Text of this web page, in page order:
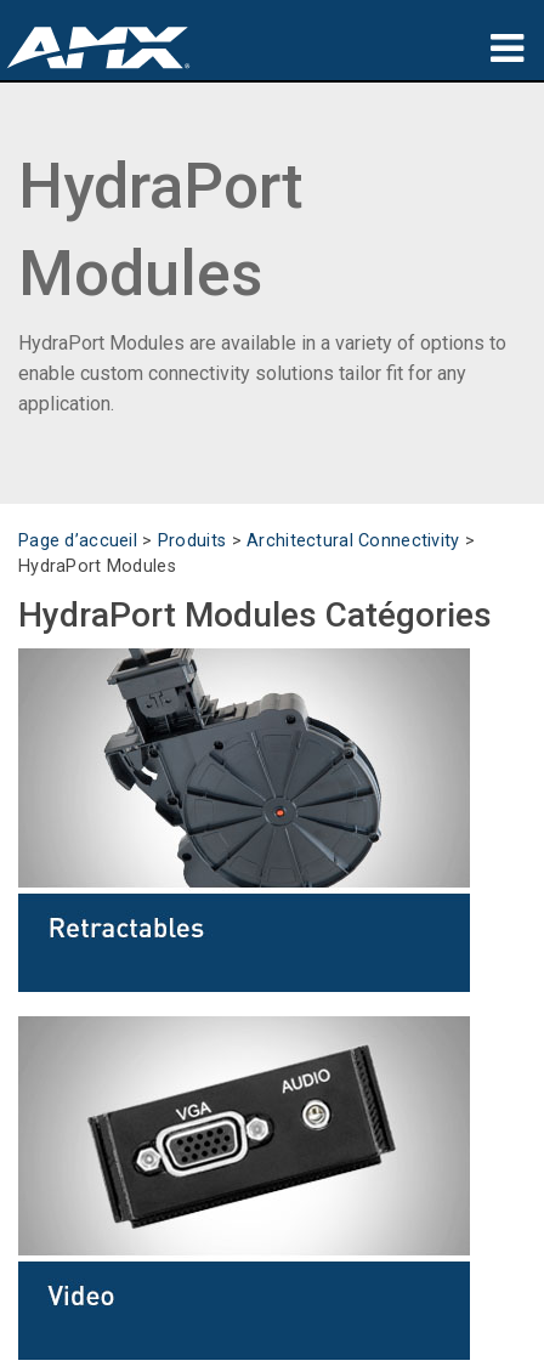
Applications
Partners
Où acheter
Formation
Langue/Région
HydraPort
Modules
HydraPort Modules are available in a variety of options to
enable custom connectivity solutions tailor fit for any
application.
Page d’accueil > Produits >Architectural Connectivity >
HydraPort Modules
HydraPort Modules Catégories